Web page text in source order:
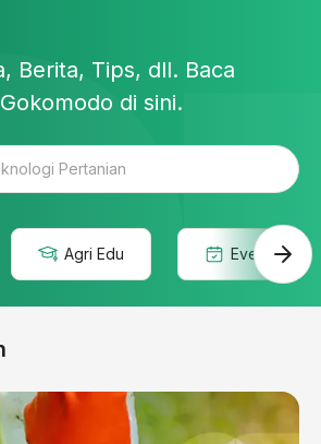
Berita, Tips, dll. Baca
di sini.
Pertanian
Agri Edu Event